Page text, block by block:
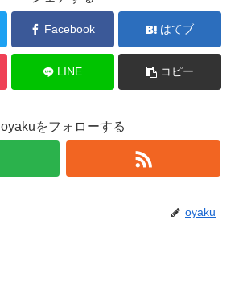
Facebook はてブ
LINE コピー
oyakuをフォローする
oyaku